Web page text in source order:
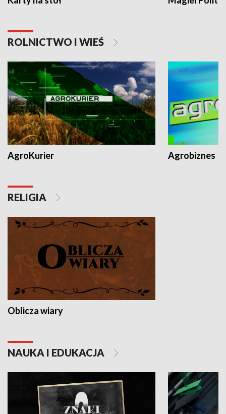
ROLNICTWO I WIEŚ
AgroKurier Agrobiznes
RELIGIA
Oblicza wiary
NAUKA I EDUKACJA